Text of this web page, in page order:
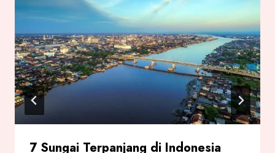
7 Sungai Terpanjang di Indonesia